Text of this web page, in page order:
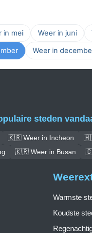
in mei Weer in juni
Weer in
steden
🇰🇷 Weer in Incheon
🇰🇷 Weer in Busan
Warmste
Koudste